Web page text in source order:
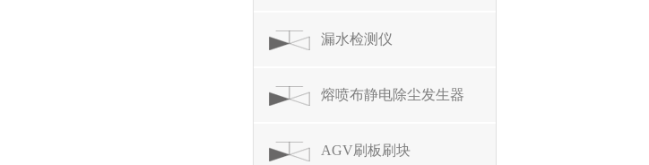
漏水检测仪
熔喷布静电除尘发生器
AGV刷板刷块